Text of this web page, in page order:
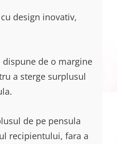
design inovativ,
de o margine
a sterge surplusul
de pe pensula
recipientului, fara a